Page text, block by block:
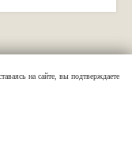
В
вас. Оставаясь на сайте,
персональных данных.
на сайте, вы подтверждаете